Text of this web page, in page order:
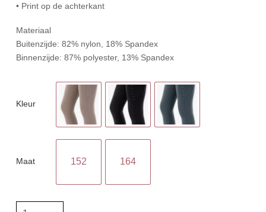
• Print op de achterkant
Materiaal
Buitenzijde: 82% nylon, 18% Spandex
Binnenzijde: 87% polyester, 13% Spandex
Kleur
Maat 152 164